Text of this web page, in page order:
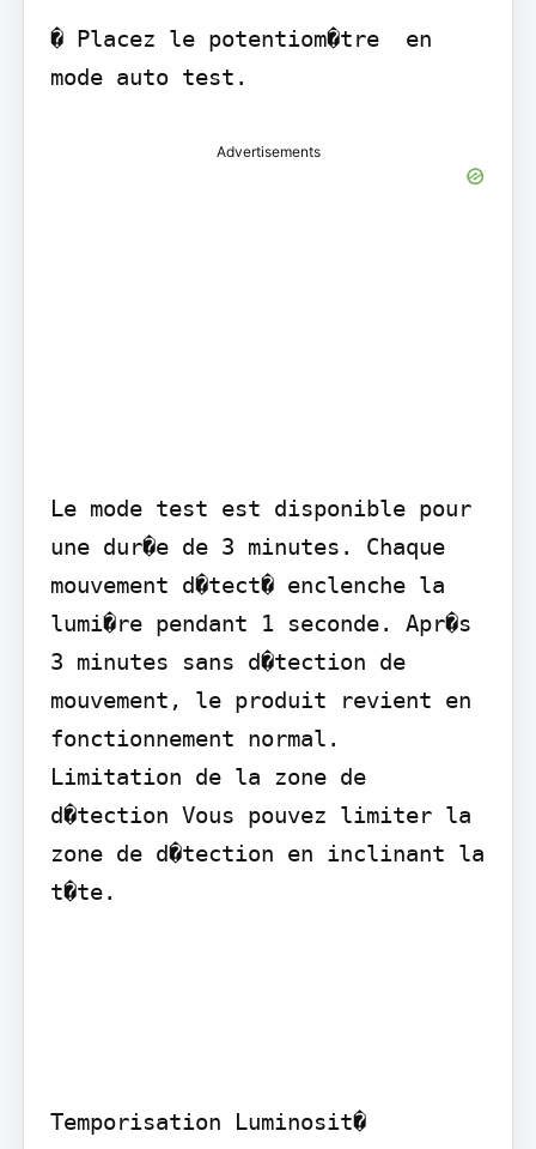
� Placez le potentiom�tre  en
mode auto test.
Advertisements
Le mode test est disponible pour
une dur�e de 3 minutes. Chaque
mouvement d�tect� enclenche la
lumi�re pendant 1 seconde. Apr�s
3 minutes sans d�tection de
mouvement, le produit revient en
fonctionnement normal.
Limitation de la zone de
d�tection Vous pouvez limiter la
zone de d�tection en inclinant la
t�te.
Temporisation Luminosit�